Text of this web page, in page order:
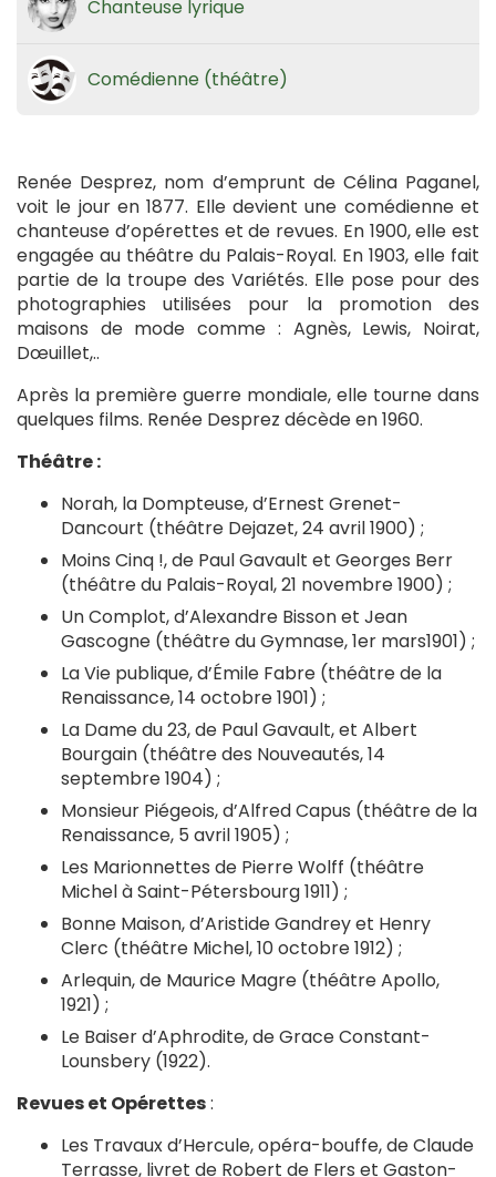
Chanteuse lyrique
Comédienne (théâtre)
Renée Desprez, nom d’emprunt de Célina Paganel,
voit le jour en 1877. Elle devient une comédienne et
chanteuse d’opérettes et de revues. En 1900, elle est
engagée au théâtre du Palais-Royal. En 1903, elle fait
partie de la troupe des Variétés. Elle pose pour des
photographies utilisées pour la promotion des
maisons de mode comme : Agnès, Lewis, Noirat,
Dœuillet,..
Après la première guerre mondiale, elle tourne dans
quelques films. Renée Desprez décède en 1960.
Théâtre :
Norah, la Dompteuse, d’Ernest Grenet-
Dancourt (théâtre Dejazet, 24 avril 1900) ;
Moins Cinq !, de Paul Gavault et Georges Berr
(théâtre du Palais-Royal, 21 novembre 1900) ;
Un Complot, d’Alexandre Bisson et Jean
Gascogne (théâtre du Gymnase, 1er mars1901) ;
La Vie publique, d’Émile Fabre (théâtre de la
Renaissance, 14 octobre 1901) ;
La Dame du 23, de Paul Gavault, et Albert
Bourgain (théâtre des Nouveautés, 14
septembre 1904) ;
Monsieur Piégeois, d’Alfred Capus (théâtre de la
Renaissance, 5 avril 1905) ;
Les Marionnettes de Pierre Wolff (théâtre
Michel à Saint-Pétersbourg 1911) ;
Bonne Maison, d’Aristide Gandrey et Henry
Clerc (théâtre Michel, 10 octobre 1912) ;
Arlequin, de Maurice Magre (théâtre Apollo,
1921) ;
Le Baiser d’Aphrodite, de Grace Constant-
Lounsbery (1922).
Revues et Opérettes:
Les Travaux d’Hercule, opéra-bouffe, de Claude
Terrasse, livret de Robert de Flers et Gaston-